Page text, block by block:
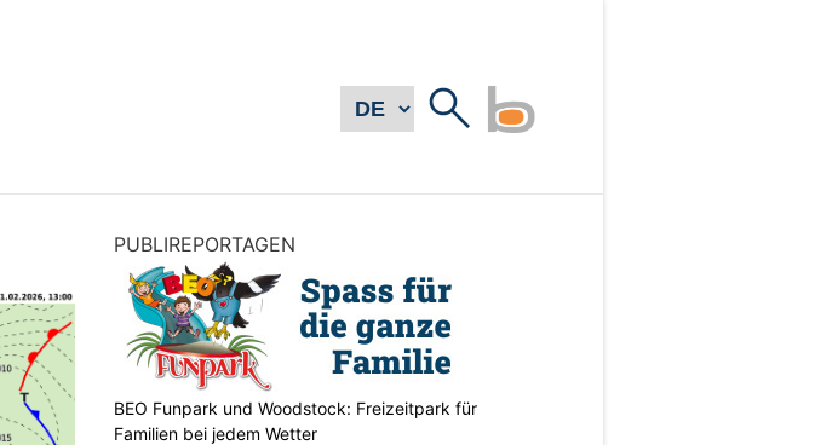
PUBLIREPORTAGEN
BEO Funpark und Woodstock: Freizeitpark für
Familien bei jedem Wetter